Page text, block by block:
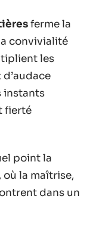
ferme la
convivialité
les
instants
fierté
point la
la maîtrise,
dans un